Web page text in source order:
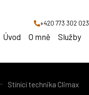
+420 773 302 023
Úvod O mně Služby
Stínící technika Climax